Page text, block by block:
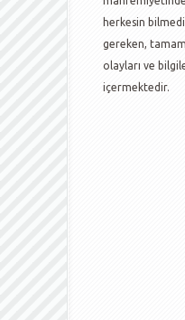
herkesin
gereken,
olayları ve
içermektedir.